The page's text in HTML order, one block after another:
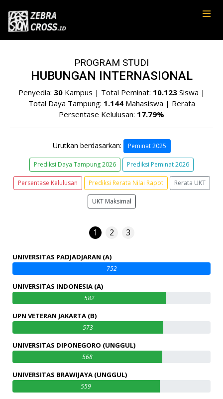
PROGRAM STUDI
HUBUNGAN INTERNASIONAL
Penyedia: 30Kampus | Total Peminat: 10.123Siswa |
Total Daya Tampung: 1.144Mahasiswa | Rerata
Persentase Kelulusan: 17.79%
Urutkan berdasarkan: Peminat 2025
Prediksi Daya Tampung 2026 Prediksi Peminat 2026
Persentase Kelulusan Prediksi Rerata Nilai Rapot Rerata UKT
UKT Maksimal
1 2 3
UNIVERSITAS PADJADJARAN (A)
752
UNIVERSITAS INDONESIA (A)
582
UPN VETERAN JAKARTA (B)
573
UNIVERSITAS DIPONEGORO (UNGGUL)
568
UNIVERSITAS BRAWIJAYA (UNGGUL)
559